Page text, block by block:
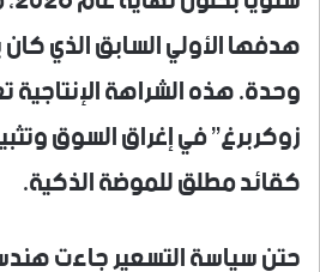
وحدة. هذه الشراهة
زوكربرغ” في إغراق السوق
كقائد مطلق للموضة الذكية.
حتن سياسة التسعير جاءت